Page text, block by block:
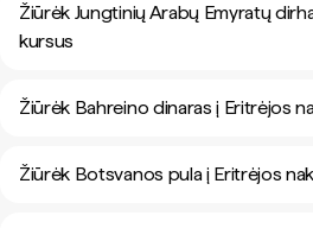
Žiūrėk Jungtinių Arabų Emyratų
kursus
Žiūrėk Bahreino dinaras į Eritrėjos
Žiūrėk Botsvanos pula į Eritrėjos